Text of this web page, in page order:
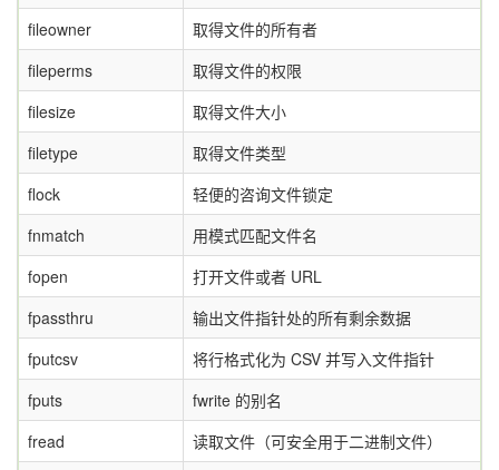
fileowner
取得文件的所有者
fileperms
取得文件的权限
filesize
取得文件大小
filetype
取得文件类型
flock
轻便的咨询文件锁定
fnmatch
用模式匹配文件名
fopen
打开文件或者 URL
fpassthru
输出文件指针处的所有剩余数据
fputcsv
将行格式化为 CSV 并写入文件指针
fputs
fwrite 的别名
fread
读取文件（可安全用于二进制文件）